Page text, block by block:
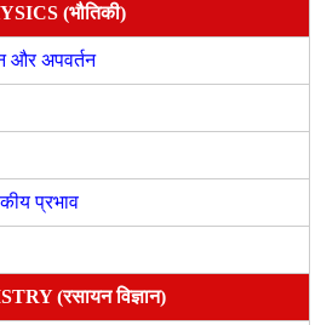
(भौतिकी)
और अपवर्तन
प्रभाव
(रसायन विज्ञान)